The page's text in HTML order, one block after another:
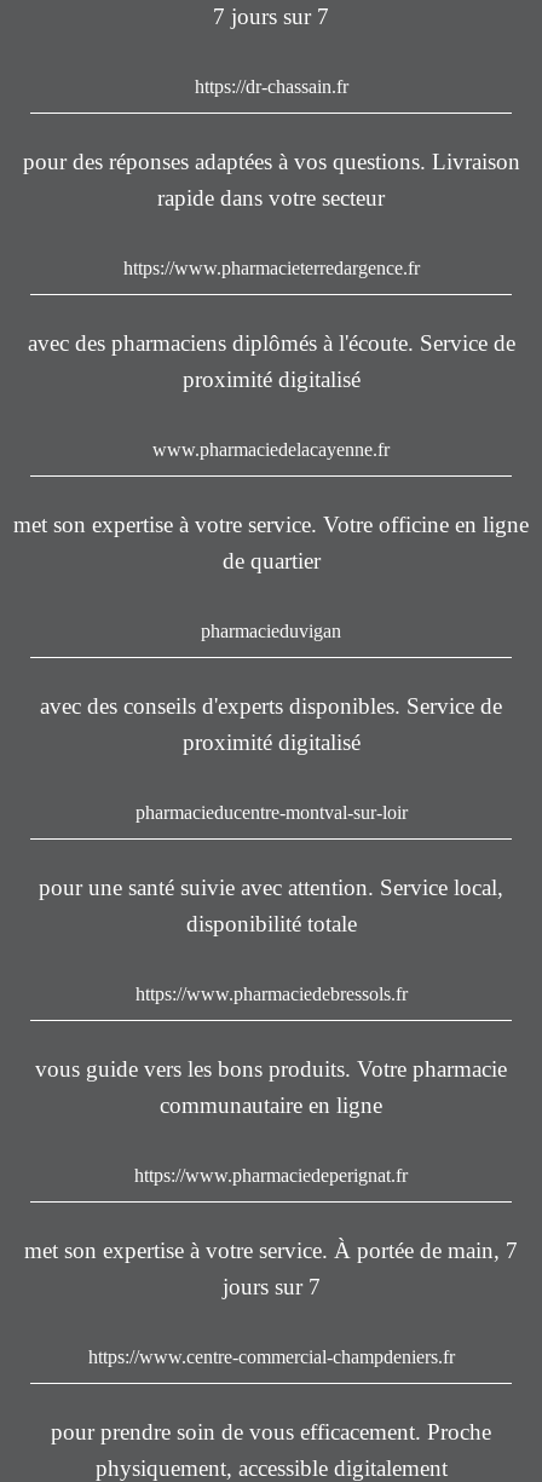
7 jours sur 7
https://dr-chassain.fr
pour des réponses adaptées à vos questions. Livraison
rapide dans votre secteur
https://www.pharmacieterredargence.fr
avec des pharmaciens diplômés à l'écoute. Service de
proximité digitalisé
www.pharmaciedelacayenne.fr
met son expertise à votre service. Votre officine en ligne
de quartier
pharmacieduvigan
avec des conseils d'experts disponibles. Service de
proximité digitalisé
pharmacieducentre-montval-sur-loir
pour une santé suivie avec attention. Service local,
disponibilité totale
https://www.pharmaciedebressols.fr
vous guide vers les bons produits. Votre pharmacie
communautaire en ligne
https://www.pharmaciedeperignat.fr
met son expertise à votre service. À portée de main, 7
jours sur 7
https://www.centre-commercial-champdeniers.fr
pour prendre soin de vous efficacement. Proche
physiquement, accessible digitalement